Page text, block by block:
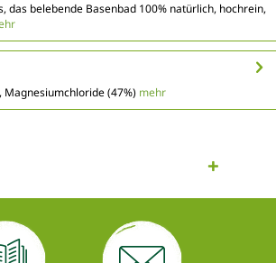
das belebende Basenbad 100% natürlich, hochrein,
Magnesiumchloride (47%) mehr